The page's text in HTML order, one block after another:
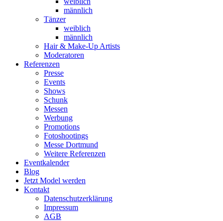
männlich
Tänzer
weiblich
männlich
Hair & Make-Up Artists
Moderatoren
Referenzen
Presse
Events
Shows
Schunk
Messen
Werbung
Promotions
Fotoshootings
Messe Dortmund
Weitere Referenzen
Eventkalender
Blog
Jetzt Model werden
Kontakt
Datenschutzerklärung
Impressum
AGB